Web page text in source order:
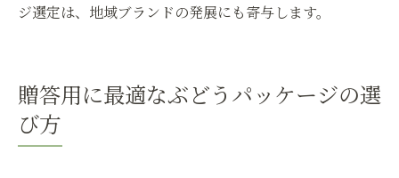
ぶどう販売の購入満足度を上げる方法とは
大分県産ぶどう販売が重視する安全性の基
ジ選定は、地域ブランドの発展にも寄与します。
贈答用に最適なぶどうパッケージの選
び方